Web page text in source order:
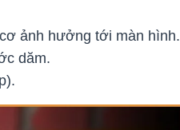
ảnh hưởng tới màn hình.
dăm.